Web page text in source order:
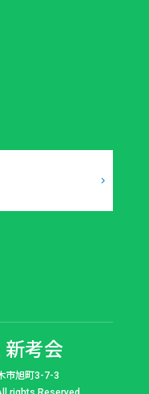
新考会
市旭町3-7-3